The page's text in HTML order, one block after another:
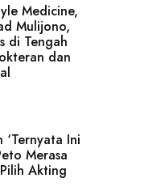
Medicine,
Mulijono,
di Tengah
dan
Ini
Merasa
Akting